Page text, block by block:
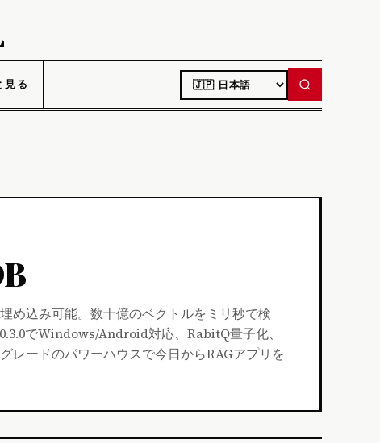
見る
LANGUAGE
め込み可能。数十億のベクトルをミリ秒で検
でWindows/Android対応、RabitQ量子化、
ードのパワーハウスで今日からRAGアプリを